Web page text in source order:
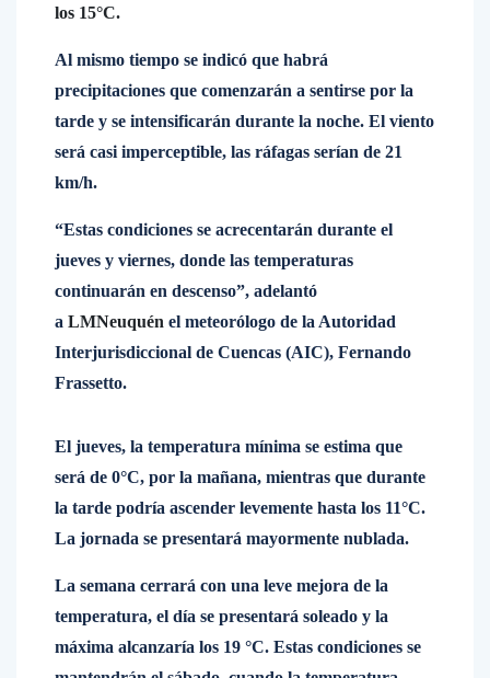
los 15°C.
Al mismo tiempo se indicó que habrá
precipitaciones que comenzarán a sentirse por la
tarde y se intensificarán durante la noche. El viento
será casi imperceptible, las ráfagas serían de 21
km/h.
“Estas condiciones se acrecentarán durante el
jueves y viernes, donde las temperaturas
continuarán en descenso”, adelantó
a LMNeuquén el meteorólogo de la Autoridad
Interjurisdiccional de Cuencas (AIC), Fernando
Frassetto.
El jueves, la temperatura mínima se estima que
será de 0°C, por la mañana, mientras que durante
la tarde podría ascender levemente hasta los 11°C.
La jornada se presentará mayormente nublada.
La semana cerrará con una leve mejora de la
temperatura, el día se presentará soleado y la
máxima alcanzaría los 19 °C. Estas condiciones se